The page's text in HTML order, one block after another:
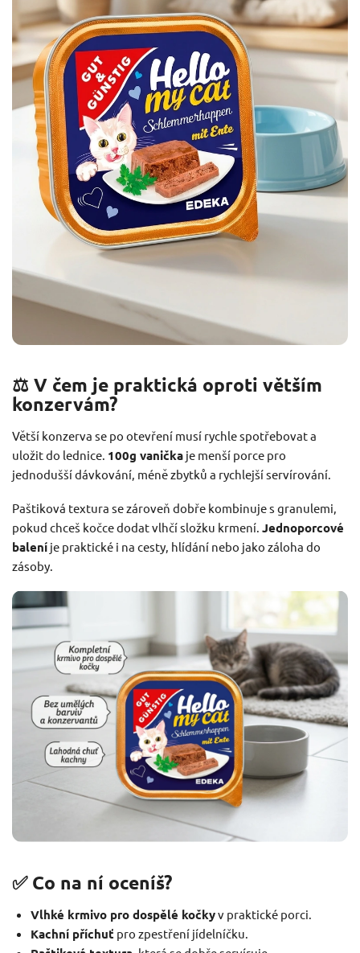
⚖️ V čem je praktická oproti větším
konzervám?
Větší konzerva se po otevření musí rychle spotřebovat a
uložit do lednice. 100g vanička je menší porce pro
jednodušší dávkování, méně zbytků a rychlejší servírování.
Paštiková textura se zároveň dobře kombinuje s granulemi,
pokud chceš kočce dodat vlhčí složku krmení. Jednoporcové
balení je praktické i na cesty, hlídání nebo jako záloha do
zásoby.
✅ Co na ní oceníš?
Vlhké krmivo pro dospělé kočkyv praktické porci.
Kachní příchuť pro zpestření jídelníčku.